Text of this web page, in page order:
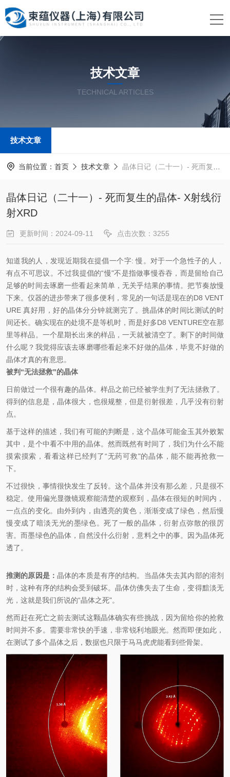
技术文章
TECHNICAL ARTICLES
技术文章
当前位置： 首页 技术文章 晶体日记（二十一）- 死而复生的晶体- X射线衍射XRD
晶体日记（二十一）- 死而复生的晶体- X射线衍
射XRD
更新时间：2024-09-11 点击次数：3255
知道我的人，发现近期我在提倡一个字: 慢。对于一个急性子的人，
有点不可思议。不过我提倡的“慢"不是指做事慢吞吞，而是留给自己
足够的时间去琢磨一些看起来简单，无关乎结果的事情。把节奏放慢
下来。仪器的进步带来了很多便利，常见的一句话是现在的D8 VENT
URE 真好用，好的晶体分分钟就测完了。挑晶体的时间比测试的时
间还长。确实现在的处境不是等机时，而是好多D8 VENTURE空在那
里等样品。一个星期长出来的样品，一天就被清空了。剩下的时间做
什么呢？我觉得应该去琢磨哪些看起来不好做的晶体，毕竟不好做的
晶体才真的有意思。
被判“无法拯救"的晶体
日前做过一个很有趣的晶体。样品之前已经被学生判了无法拯救了。
得到的信息是，晶体很大，也很规整，但是衍射很差，几乎没有衍射
点。
基于这样的描述，我们有可能的判断是，这个晶体可能金玉其外败絮
其中，是个中看不中用的晶体。然而既然有时间了，我们为什么不能
摸索摸索，看看这样已经判了“无药可救"的晶体，能不能再抢救一
下。
不过很快，事情很快发生了反转。这个晶体并没有那么差，只是很不
稳定。使用偏光显微镜观察能清楚的观察到，晶体在很短的时间内，
一点点的变化。由外到内，由透亮的黄色，渐渐变成了绿色，然后慢
慢变成了暗淡无光的墨绿色。死了一般的晶体，衍射点弥散的很厉
害。而墨绿色的晶体，自然没什么衍射，意料之中的事。因为晶体死
透了。
推测的原因是： 晶体的本质是有序的结构。当晶体失去其内部的溶剂
时，这种有序的结构会受到破坏。晶体仿佛失去了生命，变得黯淡无
光，这就是我们所说的“晶体之死"。
然而赶在死亡之前去测试这颗晶体确实有些挑战，因为留给你的抢救
时间并不多。需要非常快的手速，非常锐利地眼光。然而即便如此，
在测试了多个晶体之后，数据也只限于马马虎虎能看到些骨架。